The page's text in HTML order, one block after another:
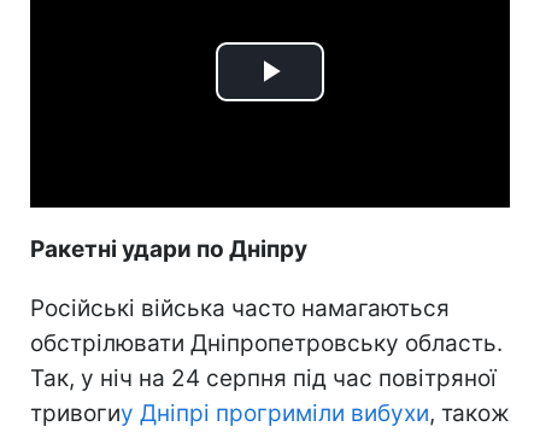
Play
Ракетні удари по Дніпру
Російські війська часто намагаються
обстрілювати Дніпропетровську область.
Так, у ніч на 24 серпня під час повітряної
тривогиу Дніпрі прогриміли вибухи, також